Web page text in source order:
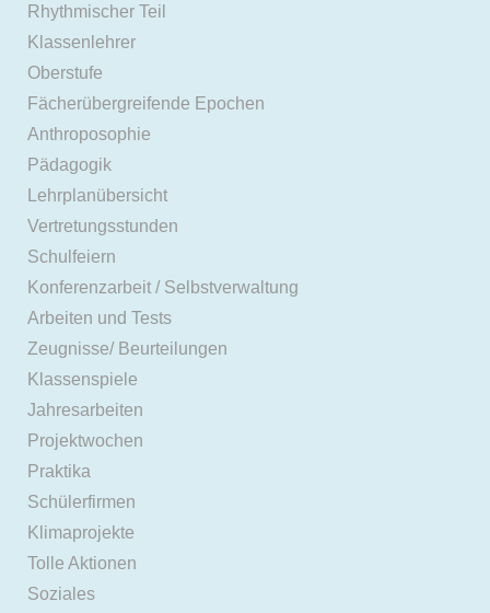
Rhythmischer Teil
Klassenlehrer
Oberstufe
Fächerübergreifende Epochen
Anthroposophie
Pädagogik
Lehrplanübersicht
Vertretungsstunden
Schulfeiern
Konferenzarbeit / Selbstverwaltung
Arbeiten und Tests
Zeugnisse/ Beurteilungen
Klassenspiele
Jahresarbeiten
Projektwochen
Praktika
Schülerfirmen
Klimaprojekte
Tolle Aktionen
Soziales